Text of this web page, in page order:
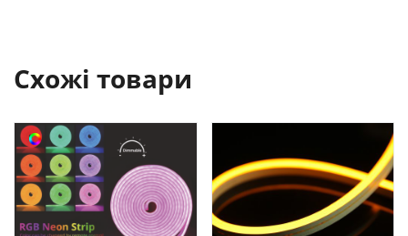
Схожі товари